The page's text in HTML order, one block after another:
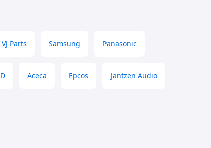
VJ Parts Samsung Panasonic
Асеса Epcos Jantzen Audio